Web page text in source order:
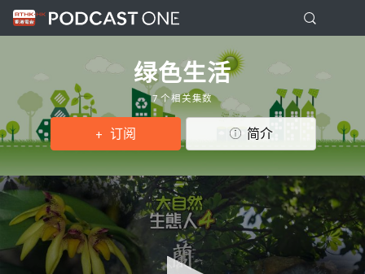
绿色生活
7 个相关集数
订阅 简介